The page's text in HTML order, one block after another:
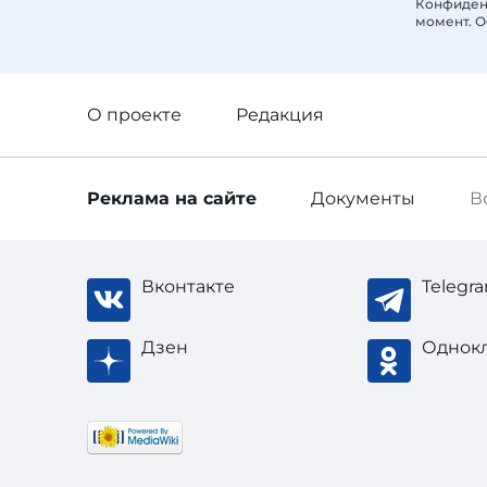
момент.
О проекте Редакция
Реклама на сайте Документы
Вконтакте
Дзен